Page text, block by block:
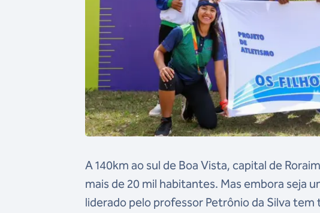
A 140km ao sul de Boa Vista, capital de
mais de 20 mil habitantes. Mas embora seja
liderado pelo professor Petrônio da Silva